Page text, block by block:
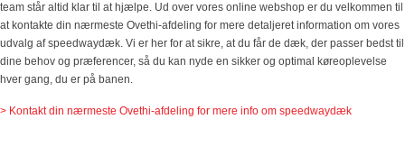
team står altid klar til at hjælpe. Ud over vores online webshop er du velkommen til
at kontakte din nærmeste Ovethi-afdeling for mere detaljeret information om vores
udvalg af speedwaydæk. Vi er her for at sikre, at du får de dæk, der passer bedst til
dine behov og præferencer, så du kan nyde en sikker og optimal køreoplevelse
hver gang, du er på banen.
> Kontakt din nærmeste Ovethi-afdeling for mere info om speedwaydæk